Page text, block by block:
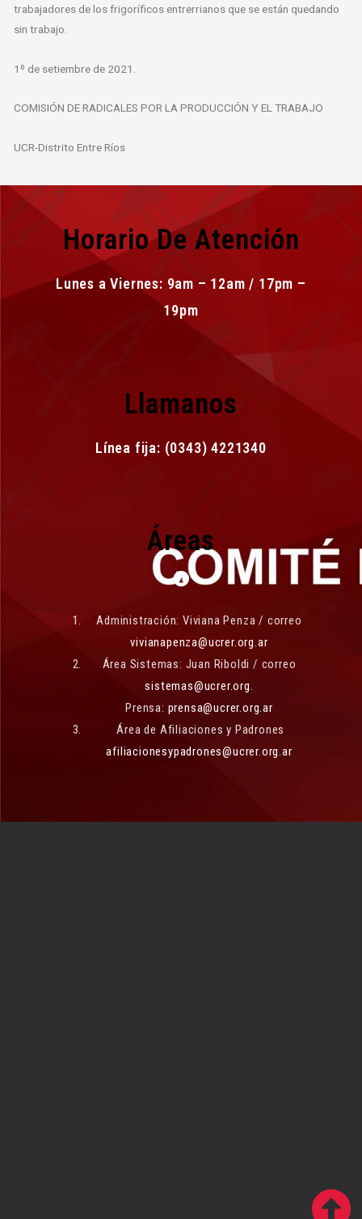
trabajadores de los frigoríficos entrerrianos que se están quedando
sin trabajo.
1º de setiembre de 2021.
COMISIÓN DE RADICALES POR LA PRODUCCIÓN Y EL TRABAJO
UCR-Distrito Entre Ríos
Horario De Atención
Lunes a Viernes: 9am – 12am / 17pm –
19pm
Llamanos
Línea fija: (0343) 4221340
Áreas
Administración: Viviana Penza / correo
vivianapenza@ucrer.org.ar
Área Sistemas: Juan Riboldi / correo
sistemas@ucrer.org.
Prensa: prensa@ucrer.org.ar
Área de Afiliaciones y Padrones
afiliacionesypadrones@ucrer.org.ar